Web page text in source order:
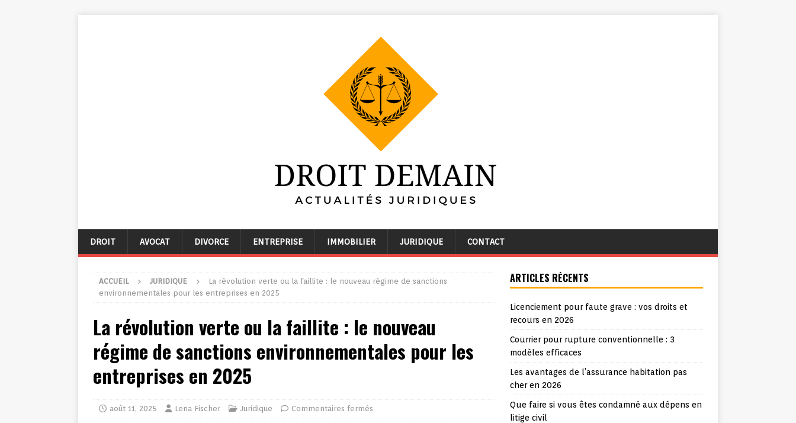
DROIT AVOCAT DIVORCE ENTREPRISE IMMOBILIER JURIDIQUE CONTACT
ACCUEIL JURIDIQUE
La révolution verte ou la faillite : le nouveau régime de sanctions
environnementales pour les entreprises en 2025
La révolution verte ou la faillite : le nouveau
régime de sanctions environnementales pour les
entreprises en 2025
août 11, 2025 Lena Fischer Juridique Commentaires fermés
ARTICLES RÉCENTS
Licenciement pour faute grave : vos droits et
recours en 2026
Courrier pour rupture conventionnelle : 3
modèles efficaces
Les avantages de l’assurance habitation pas
cher en 2026
Que faire si vous êtes condamné aux dépens en
litige civil